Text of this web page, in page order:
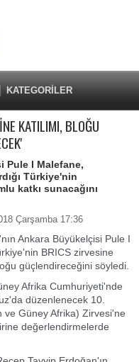
KATEGORİLER
KATILIMI, BLOĞU
Pule I Malefane,
Türkiye'nin
katkı sunacağını
Çarşamba 17:36
Ankara Büyükelçisi Pule I
BRICS zirvesine
güçlendireceğini söyledi.
Afrika Cumhuriyeti'nde
düzenlenecek 10.
ve Güney Afrika) Zirvesi'ne
değerlendirmelerde